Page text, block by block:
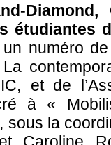
étudiantes
un numéro
et de
à «
sous la
Caroline